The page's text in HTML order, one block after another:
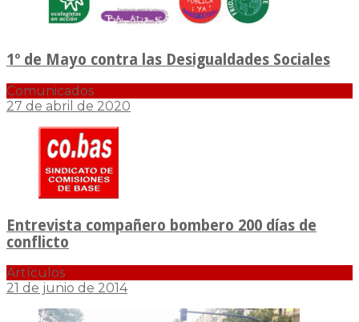
1º de Mayo contra las Desigualdades Sociales
Comunicados
27 de abril de 2020
Entrevista compañero bombero 200 días de
conflicto
Artículos
21 de junio de 2014